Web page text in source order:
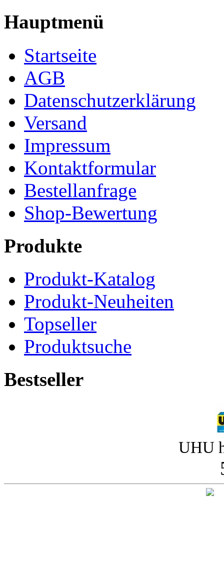
Hauptmenü
Startseite
AGB
Datenschutzerklärung
Versand
Impressum
Kontaktformular
Bestellanfrage
Shop-Bewertung
Produkte
Produkt-Katalog
Produkt-Neuheiten
Topseller
Produktsuche
Bestseller
UHU